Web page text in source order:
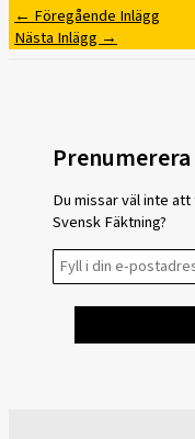
←Föregående Inlägg
Nästa Inlägg→
Du missar väl inte
Svensk Fäktning?